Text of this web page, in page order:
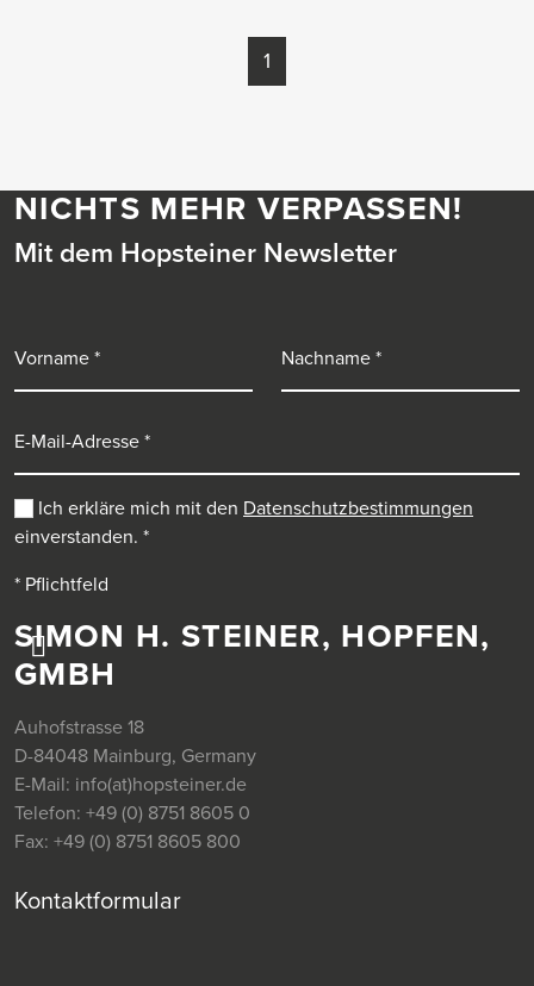
1
SIMON H. STEINER, HOPFEN,
GMBH
Auhofstrasse 18
D-84048 Mainburg, Germany
E-Mail: info(at)hopsteiner.de
Telefon: +49 (0) 8751 8605 0
Fax: +49 (0) 8751 8605 800
Kontaktformular
NICHTS MEHR VERPASSEN!
Mit dem Hopsteiner Newsletter
Ich erkläre mich mit den Datenschutzbestimmungen
einverstanden. *
* Pflichtfeld